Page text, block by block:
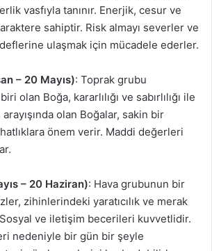
vasfıyla tanınır. Enerjik, cesur ve
sahiptir. Risk almayı severler ve
ulaşmak için mücadele ederler.
– 20 Mayıs): Toprak grubu
olan Boğa, kararlılığı ve sabırlılığı ile
olan Boğalar, sakin bir
önem verir. Maddi değerleri
– 20 Haziran): Hava grubunun bir
zihinlerindeki yaratıcılık ve merak
Sosyal ve iletişim becerileri kuvvetlidir.
nedeniyle bir gün bir şeyle